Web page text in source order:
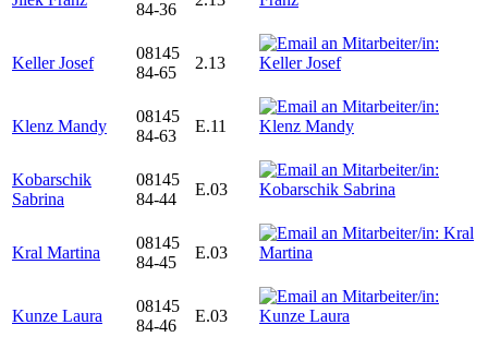
84-36
Keller Josef
08145
84-65
2.13
Klenz Mandy
08145
84-63
E.11
Kobarschik
Sabrina
08145
84-44
E.03
Kral Martina
08145
84-45
E.03
Kunze Laura
08145
84-46
E.03